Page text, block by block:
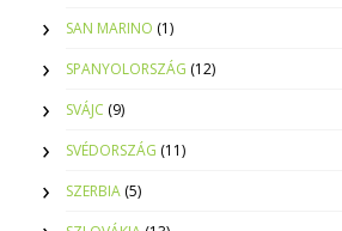
SAN MARINO (1)
SPANYOLORSZÁG (12)
SVÁJC (9)
SVÉDORSZÁG (11)
SZERBIA (5)